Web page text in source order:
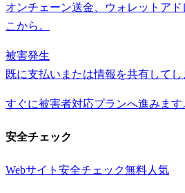
オンチェーン送金、ウォレットア
こから。
被害発生
既に支払いまたは情報を共有してし
すぐに被害者対応プランへ進みます
安全チェック
Webサイト安全チェック無料人気